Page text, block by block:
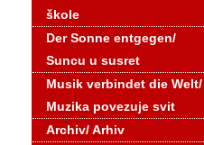
škole
Der Sonne entgegen/
Suncu u susret
Musik verbindet die Welt/
Muzika povezuje svit
Archiv/ Arhiv